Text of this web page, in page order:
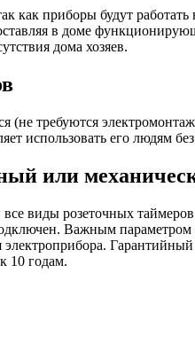
как приборы будут работать
в доме
дома хозяев.
(не требуются
использовать его людям
или
виды розеточных
Важным
10 годам.